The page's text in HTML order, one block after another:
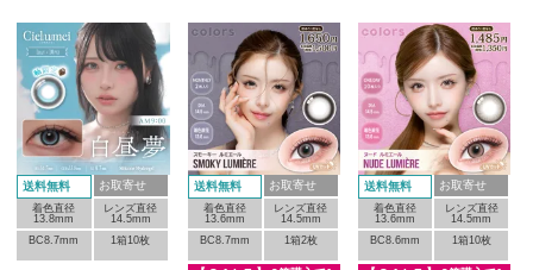
送料無料 お取寄せ
着色直径
13.8mm
レンズ直径
14.5mm
BC8.7mm
1箱10枚
送料無料 お取寄せ
着色直径
13.6mm
レンズ直径
14.5mm
BC8.7mm
1箱2枚
送料無料 お取寄せ
着色直径
13.6mm
レンズ直径
14.5mm
BC8.6mm
1箱10枚